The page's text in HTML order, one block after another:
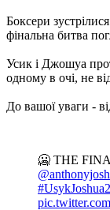
Боксери
фінальна битва
Усик і Джошуа
одному в очі, не
До вашої уваги -
🥶 THE
#UsykJoshua2